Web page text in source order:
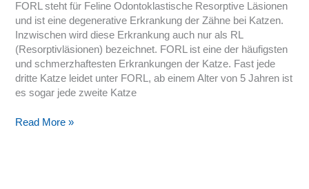
FORL steht für Feline Odontoklastische Resorptive Läsionen
und ist eine degenerative Erkrankung der Zähne bei Katzen.
Inzwischen wird diese Erkrankung auch nur als RL
(Resorptivläsionen) bezeichnet. FORL ist eine der häufigsten
und schmerzhaftesten Erkrankungen der Katze. Fast jede
dritte Katze leidet unter FORL, ab einem Alter von 5 Jahren ist
es sogar jede zweite Katze
ist
das
?
Read More »